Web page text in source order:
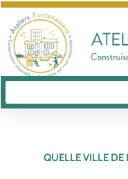
QUELLE VILLE DE